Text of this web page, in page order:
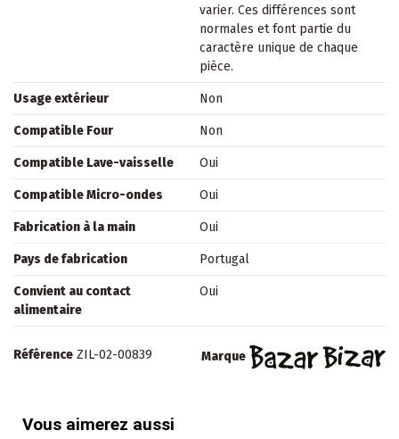
varier. Ces différences sont
normales et font partie du
caractère unique de chaque
pièce.
Usage extérieur Non
Compatible Four Non
Compatible Lave-vaisselle Oui
Compatible Micro-ondes Oui
Fabrication à la main Oui
Pays de fabrication Portugal
Convient au contact
alimentaire
Oui
Marque
Référence ZIL-02-00839
Vous aimerez aussi